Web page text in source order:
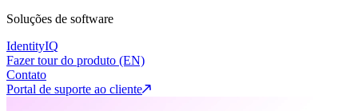
Soluções de software
IdentityIQ
Fazer tour do produto (EN)
Contato
Portal de suporte ao cliente